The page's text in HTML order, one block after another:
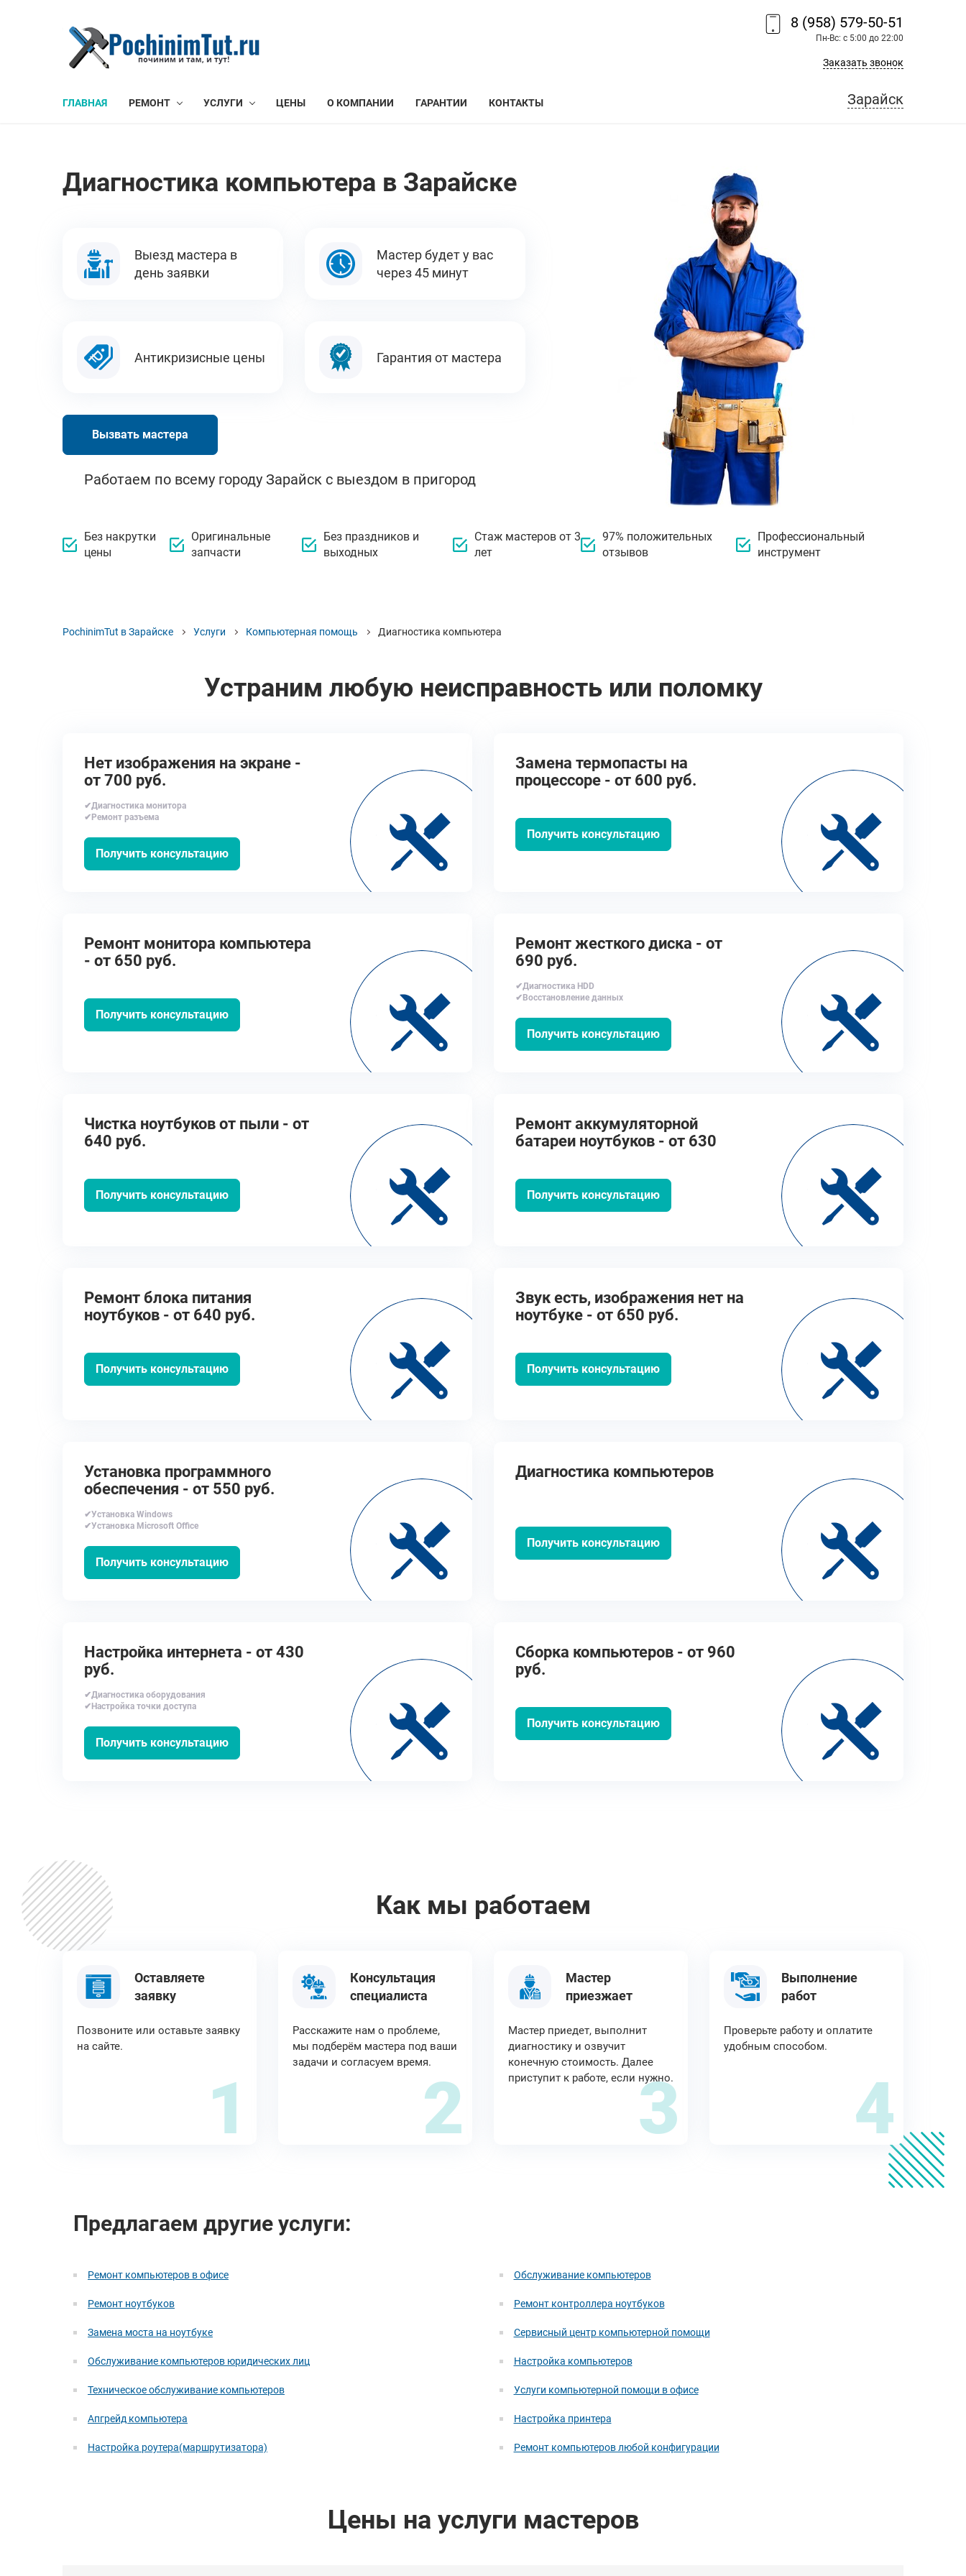
8 (958) 579-50-51
Пн-Вс: с 5:00 до 22:00
Заказать звонок
ГЛАВНАЯ РЕМОНТ УСЛУГИ ЦЕНЫ О КОМПАНИИ ГАРАНТИИ КОНТАКТЫ Зарайск
Диагностика компьютера в Зарайске
Выезд мастера в
день заявки
Мастер будет у вас
через 45 минут
Антикризисные цены Гарантия от мастера
Вызвать мастера
Работаем по всему городу Зарайск с выездом в пригород
Без накрутки
цены
Оригинальные
запчасти
Без праздников и
выходных
Стаж мастеров от 3
лет
97% положительных
отзывов
Профессиональный
инструмент
PochinimTut в Зарайске Услуги Компьютерная помощь Диагностика компьютера
Устраним любую неисправность или поломку
Нет изображения на экране -
от 700 руб.
✔Диагностика монитора
✔Ремонт разъема
Получить консультацию
Замена термопасты на
процессоре - от 600 руб.
Получить консультацию
Ремонт монитора компьютера
- от 650 руб.
Получить консультацию
Ремонт жесткого диска - от
690 руб.
✔Диагностика HDD
✔Восстановление данных
Получить консультацию
Чистка ноутбуков от пыли - от
640 руб.
Получить консультацию
Ремонт аккумуляторной
батареи ноутбуков - от 630
Получить консультацию
Ремонт блока питания
ноутбуков - от 640 руб.
Получить консультацию
Звук есть, изображения нет на
ноутбуке - от 650 руб.
Получить консультацию
Установка программного
обеспечения - от 550 руб.
✔Установка Windows
✔Установка Microsoft Office
Получить консультацию
Диагностика компьютеров
Получить консультацию
Настройка интернета - от 430
руб.
✔Диагностика оборудования
✔Настройка точки доступа
Получить консультацию
Сборка компьютеров - от 960
руб.
Получить консультацию
Как мы работаем
Оставляете
заявку
Позвоните или оставьте заявку
на сайте.
1
Консультация
специалиста
Расскажите нам о проблеме,
мы подберём мастера под ваши
задачи и согласуем время.
2
Мастер
приезжает
Мастер приедет, выполнит
диагностику и озвучит
конечную стоимость. Далее
приступит к работе, если нужно.
3
Выполнение
работ
Проверьте работу и оплатите
удобным способом.
4
Предлагаем другие услуги:
Ремонт компьютеров в офисе
Ремонт ноутбуков
Замена моста на ноутбуке
Обслуживание компьютеров юридических лиц
Техническое обслуживание компьютеров
Апгрейд компьютера
Настройка роутера(маршрутизатора)
Обслуживание компьютеров
Ремонт контроллера ноутбуков
Сервисный центр компьютерной помощи
Настройка компьютеров
Услуги компьютерной помощи в офисе
Настройка принтера
Ремонт компьютеров любой конфигурации
Цены на услуги мастеров